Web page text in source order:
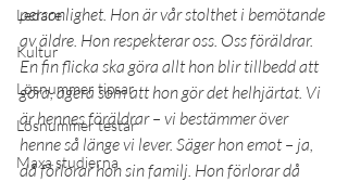
Ledare
Kultur
Lösnummer tipsar
Lösnummer testar
Maxa studierna
personlighet. Hon är vår stolthet i bemötande
av äldre. Hon respekterar oss. Oss föräldrar.
En fin flicka ska göra allt hon blir tillbedd att
göra, agera som att hon gör det helhjärtat. Vi
är hennes föräldrar – vi bestämmer över
henne så länge vi lever. Säger hon emot – ja,
då förlorar hon sin familj. Hon förlorar då